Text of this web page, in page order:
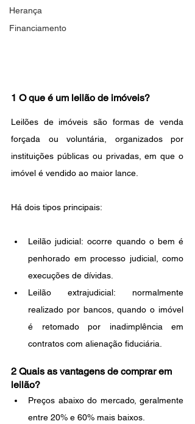
Herança
Financiamento
1 O que é um leilão de imóveis?
Leilões de imóveis são formas de venda
forçada ou voluntária, organizados por
instituições públicas ou privadas, em que o
imóvel é vendido ao maior lance.
Há dois tipos principais:
Leilão judicial: ocorre quando o bem é
penhorado em processo judicial, como
execuções de dívidas.
Leilão extrajudicial: normalmente
realizado por bancos, quando o imóvel
é retomado por inadimplência em
contratos com alienação fiduciária.
2 Quais as vantagens de comprar em
leilão?
Preços abaixo do mercado, geralmente
entre 20% e 60% mais baixos.